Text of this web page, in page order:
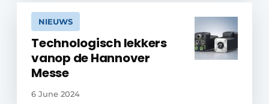
NIEUWS
Technologisch lekkers
vanop de Hannover
Messe
6 June 2024